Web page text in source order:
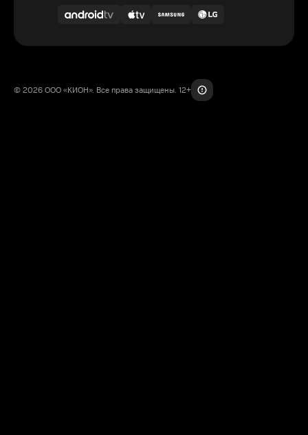
© 2026 ООО «КИОН». Все права защищены. 12+